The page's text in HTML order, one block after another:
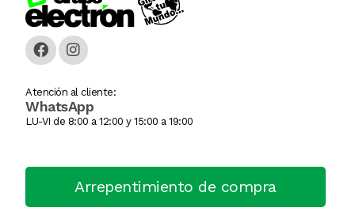
Atención al cliente:
WhatsApp
LU-VI de 8:00 a 12:00 y 15:00 a 19:00
Arrepentimiento de compra
Churrera / Rellenadora De
Cocina Industrial
CONSERVADORA DE HIEL
CONTADORA BILLET
Cortador De Papa
Cortadora De Fiambre
Minipimer
Pavas / Jarras Electricas
Planchas
Procesadoras / Picadoras
Sandwichera
Tostadoras
Lijadora
Maquinas Y Herramientas
Motoguada
NIVEL LASE
PISTOLAS DE CALO